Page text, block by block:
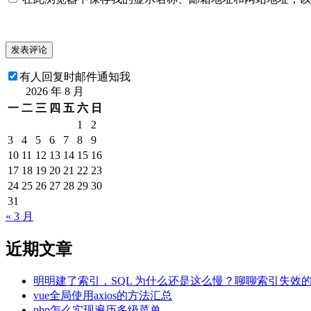
有人回复时邮件通知我
2026 年 8 月
一 二 三 四 五 六 日
1
2
3
4 5 6 7 8
9
10 11 12 13 14 15 16
17 18 19 20 21 22 23
24 25 26 27 28 29 30
31
« 3 月
近期文章
明明建了索引，SQL 为什么还是这么慢？聊聊索引失效
vue全局使用axios的方法汇总